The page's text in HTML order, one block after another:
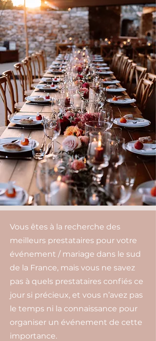
Vous êtes à la recherche des
meilleurs prestataires pour votre
événement / mariage dans le sud
de la France, mais vous ne savez
pas à quels prestataires confiés ce
jour si précieux, et vous n’avez pas
le temps ni la connaissance pour
organiser un événement de cette
importance.